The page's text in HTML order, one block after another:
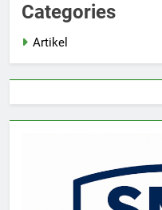
Categories
Artikel